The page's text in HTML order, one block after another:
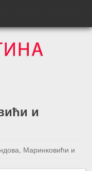
и
Маринковићи и